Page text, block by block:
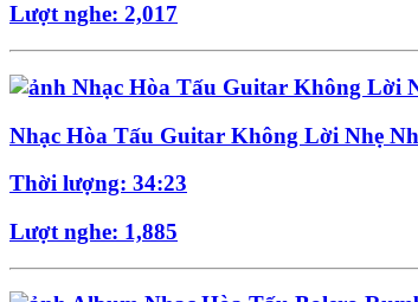
Lượt nghe: 2,017
Nhạc Hòa Tấu Guitar Không Lời Nhẹ
Thời lượng: 34:23
Lượt nghe: 1,885